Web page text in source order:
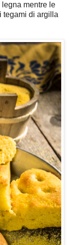
mentre le
tegami di argilla